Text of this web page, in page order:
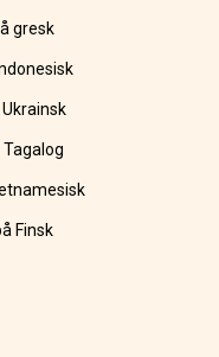
gresk
Finsk